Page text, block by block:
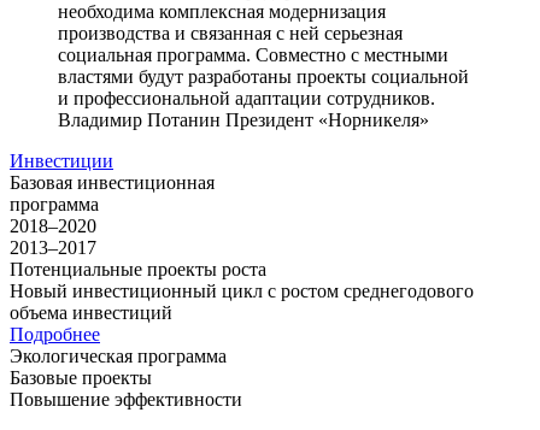
необходима комплексная модернизация
производства и связанная с ней серьезная
социальная программа. Совместно с местными
властями будут разработаны проекты социальной
и профессиональной адаптации сотрудников.
Владимир Потанин Президент «Норникеля»
Инвестиции
Базовая инвестиционная
программа
2018–2020
2013–2017
Потенциальные проекты роста
Новый инвестиционный цикл с ростом среднегодового
объема инвестиций
Подробнее
Экологическая программа
Базовые проекты
Повышение эффективности